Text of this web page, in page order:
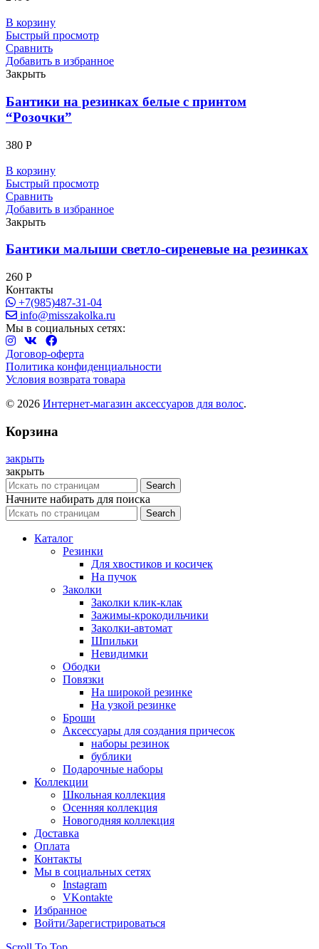
В корзину
Быстрый просмотр
Сравнить
Добавить в избранное
Закрыть
Бантики на резинках белые с принтом
“Розочки”
380 Р
В корзину
Быстрый просмотр
Сравнить
Добавить в избранное
Закрыть
Бантики малыши светло-сиреневые на резинках
260 Р
Контакты
+7(985)487-31-04
info@misszakolka.ru
Мы в социальных сетях:
Договор-оферта
Политика конфиденциальности
Условия возврата товара
© 2026 Интернет-магазин аксессуаров для волос.
Корзина
закрыть
закрыть
Search
Начните набирать для поиска
Search
Каталог
Резинки
Для хвостиков и косичек
На пучок
Заколки
Заколки клик-клак
Зажимы-крокодильчики
Заколки-автомат
Шпильки
Невидимки
Ободки
Повязки
На широкой резинке
На узкой резинке
Броши
Аксессуары для создания причесок
наборы резинок
бублики
Подарочные наборы
Коллекции
Школьная коллекция
Осенняя коллекция
Новогодняя коллекция
Доставка
Оплата
Контакты
Мы в социальных сетях
Instagram
VKontakte
Избранное
Войти/Зарегистрироваться